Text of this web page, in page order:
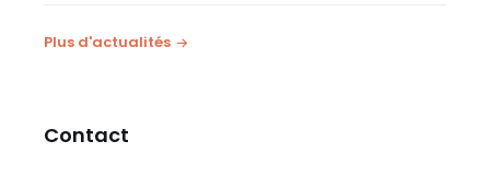
Plus d'actualités
Contact